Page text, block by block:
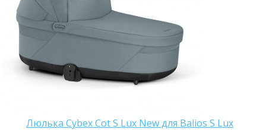
Люлька Cybex Cot S Lux New для Balios S Lux